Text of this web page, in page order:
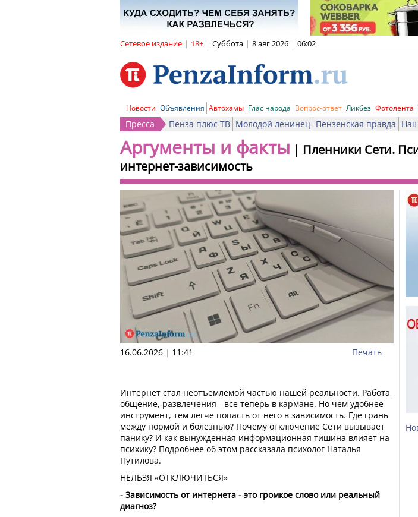
Сетевое издание | 18+ | Суббота | 8 авг 2026 | 06:02
Новости Объявления Автохамы Глас народа Вопрос-ответ Ликбез Фотолента
Пресса Пенза плюс ТВ Молодой ленинец Пензенская правда
Аргументы и факты | Пленники Сети.
интернет-зависимость
16.06.2026 | 11:41 Печать
Интернет стал неотъемлемой частью нашей реальности. Работа,
общение, развлечения - все теперь в кармане. Но чем удобнее
инструмент, тем легче попасть от него в зависимость. Где грань
между нормой и болезнью? Почему отключение Сети вызывает
панику? И как вынужденная информационная тишина влияет на
психику? Подробнее об этом рассказала психолог Наталья
Путилова.
НЕЛЬЗЯ «ОТКЛЮЧИТЬСЯ»
- Зависимость от интернета - это громкое слово или реальный
диагноз?